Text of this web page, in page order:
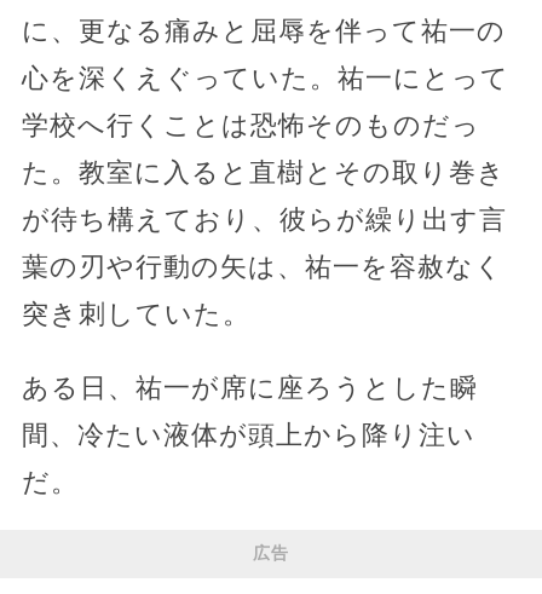
に、更なる痛みと屈辱を伴って祐一の
心を深くえぐっていた。祐一にとって
学校へ行くことは恐怖そのものだっ
た。教室に入ると直樹とその取り巻き
が待ち構えており、彼らが繰り出す言
葉の刃や行動の矢は、祐一を容赦なく
突き刺していた。
ある日、祐一が席に座ろうとした瞬
間、冷たい液体が頭上から降り注い
だ。
広告